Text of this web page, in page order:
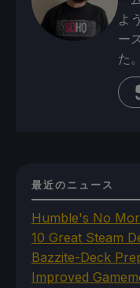
よ
ー
た。
最近のニュース
Humble's No
10 Great Steam
Bazzite-Deck
Improved